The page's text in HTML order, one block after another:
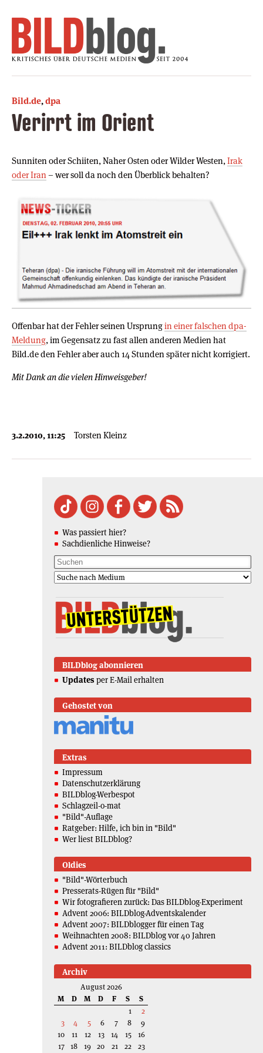
Bild.de,dpa
Verirrt im Orient
Sunniten oder Schiiten, Naher Osten oder Wilder Westen, Irak
oder Iran – wer soll da noch den Überblick behalten?
Offenbar hat der Fehler seinen Ursprungin einer falschen dpa-
Meldung, im Gegensatz zu fast allen anderen Medien hat
Bild.de den Fehler aber auch 14 Stunden später nicht korrigiert.
Mit Dank an die vielen Hinweisgeber!
3.2.2010, 11:25 Torsten Kleinz
Was passiert hier?
Sachdienliche Hinweise?
BILDblog abonnieren
Updates per E-Mail erhalten
Gehostet von
Extras
Impressum
Datenschutzerklärung
BILDblog-Werbespot
Schlagzeil-o-mat
"Bild"-Auflage
Ratgeber: Hilfe, ich bin in "Bild"
Wer liest BILDblog?
Oldies
"Bild"-Wörterbuch
Presserats-Rügen für "Bild"
Wir fotografieren zurück: Das BILDblog-Experiment
Advent 2006: BILDblog-Adventskalender
Advent 2007: BILDblogger für einen Tag
Weihnachten 2008: BILDblog vor 40 Jahren
Advent 2011: BILDblog classics
Archiv
August 2026
M
D M D F S
S
1
2
3
4 5 6 7 8
9
10
11 12 13 14 15
16
17 18 19 20 21 22 23